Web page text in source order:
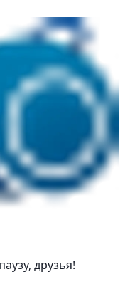
друзья!